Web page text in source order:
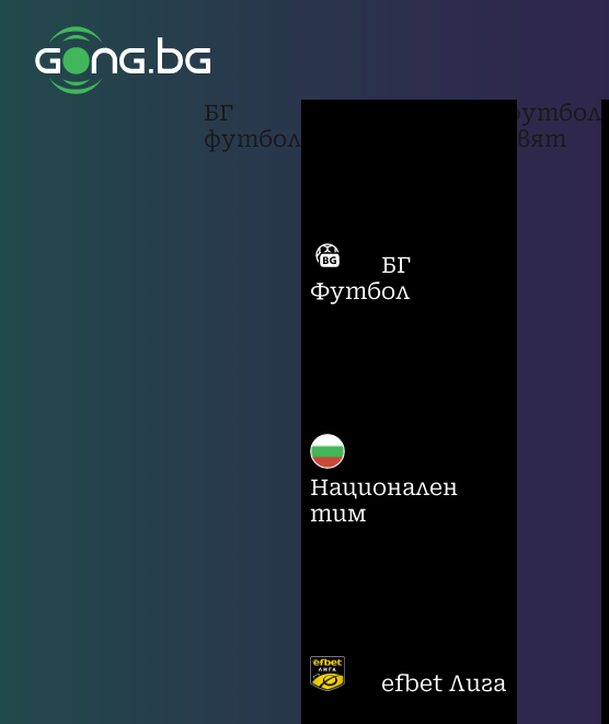
БГ
футбол
БГ
Футбол
Национален
тим
efbet Лига
футбол
свят